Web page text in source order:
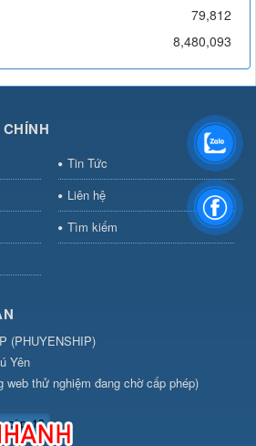
79,812
8,480,093
Tin Tức
Liên hệ
Tìm kiếm
(PHUYENSHIP)
Yên
web thử nghiệm đang chờ cấp phép)
cập: 18